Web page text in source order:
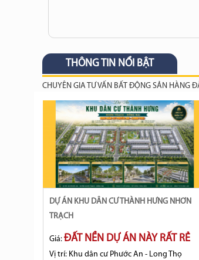
THÔNG TIN NỔI BẬT
CHUYÊN GIA TƯ VẤN BẤT ĐỘNG SẢN HÀNG
DỰ ÁN KHU DÂN CƯ THÀNH HƯNG NHƠN
TRẠCH
Giá: ĐẤT NỀN DỰ ÁN NÀY RẤT RẺ
Vị trí: Khu dân cư Phước An - Long Thọ